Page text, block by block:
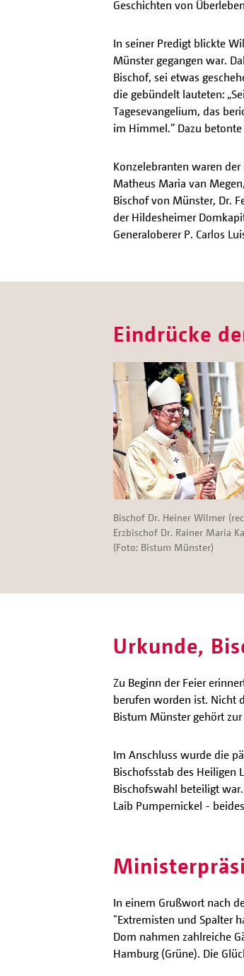
Geschichten von
In seiner Predigt blickte
Münster gegangen war.
Bischof, sei etwas
die gebündelt lauteten:
Tagesevangelium, das
im Himmel.” Dazu
Konzelebranten waren
Matheus Maria van
Bischof von Münster, Dr.
der Hildesheimer
Generaloberer P. Carlos
Eindrücke
Bischof Dr. Heiner Wilmer
Erzbischof Dr. Rainer Maria
(Foto: Bistum Münster)
Urkunde,
Zu Beginn der Feier
berufen worden ist. Nicht
Bistum Münster gehört
Im Anschluss wurde die
Bischofsstab des Heiligen
Bischofswahl beteiligt
Laib Pumpernickel -
In einem Grußwort nach
"Extremisten und Spalter
Dom nahmen zahlreiche
Hamburg (Grüne). Die